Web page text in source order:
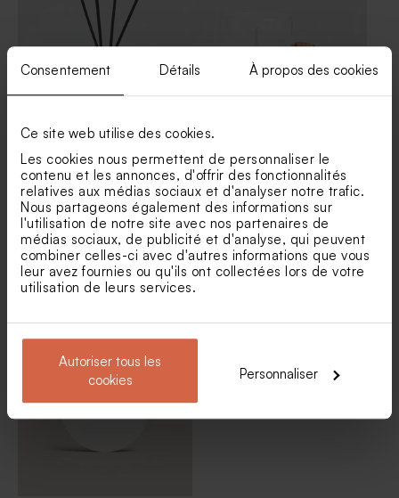
Consentement Détails À propos des cookies
Ce site web utilise des cookies.
Les cookies nous permettent de personnaliser le
contenu et les annonces, d'offrir des fonctionnalités
relatives aux médias sociaux et d'analyser notre trafic.
Nous partageons également des informations sur
l'utilisation de notre site avec nos partenaires de
médias sociaux, de publicité et d'analyse, qui peuvent
combiner celles-ci avec d'autres informations que vous
leur avez fournies ou qu'ils ont collectées lors de votre
utilisation de leurs services.
Autoriser tous les
cookies
Personnaliser
Diffuseur de parfum en
verre
Bougie en verre et liège
Produits associés